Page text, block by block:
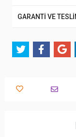
GARANTİ VE